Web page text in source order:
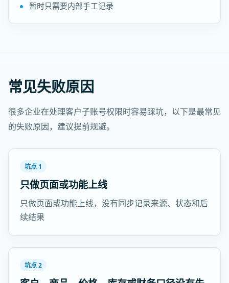
暂时只需要内部手工记录
常见失败原因
很多企业在处理客户子账号权限时容易踩坑，以下是最常见
的失败原因，建议提前规避。
坑点 1
只做页面或功能上线
只做页面或功能上线，没有同步记录来源、状态和后
续结果
坑点 2